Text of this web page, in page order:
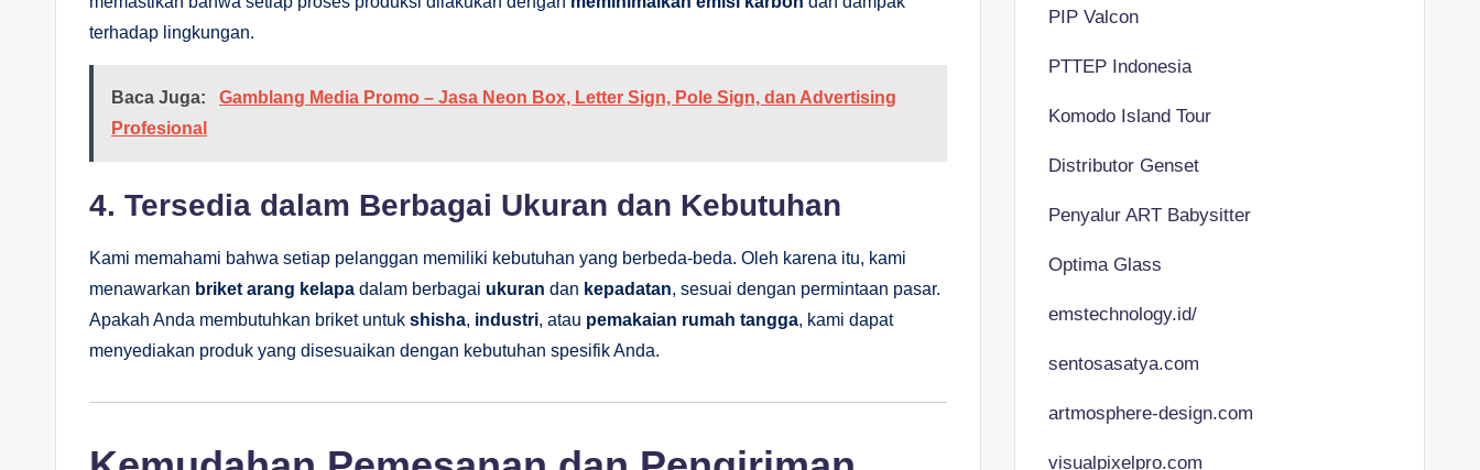
terhadap lingkungan.
Baca Juga:
Gamblang Media Promo – Jasa Neon Box, Letter Sign, Pole Sign, dan Advertising
Profesional
4. Tersedia dalam Berbagai Ukuran dan Kebutuhan
Kami memahami bahwa setiap pelanggan memiliki kebutuhan yang berbeda-beda. Oleh karena itu, kami
menawarkan briket arang kelapa dalam berbagai ukuran dan kepadatan, sesuai dengan permintaan pasar.
Apakah Anda membutuhkan briket untuk shisha, industri, atau pemakaian rumah tangga, kami dapat
menyediakan produk yang disesuaikan dengan kebutuhan spesifik Anda.
PIP Valcon
PTTEP Indonesia
Komodo Island Tour
Distributor Genset
Penyalur ART Babysitter
Optima Glass
emstechnology.id/
sentosasatya.com
artmosphere-design.com
visualpixelpro.com